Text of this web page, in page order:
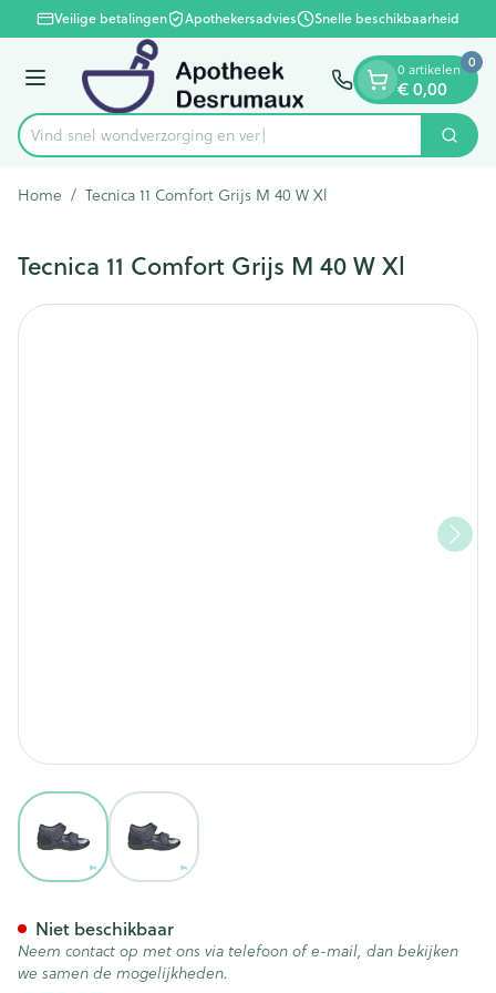
Ga naar de inhoud
1 van 1Veilige betalingen Apothekersadvies Snelle beschikbaarheid
Menu
Product, merk, categorie...
Vind snel wondverzorging Zoek
0 artikelen
€ 0,00
0
Home / Tecnica 11 Comfort Grijs M 40 W Xl
Tecnica 11 Comfort Grijs M 40 W Xl
View larger imageView larger image
Niet beschikbaar
Neem contact op met ons via telefoon of e-mail, dan bekijken
we samen de mogelijkheden.